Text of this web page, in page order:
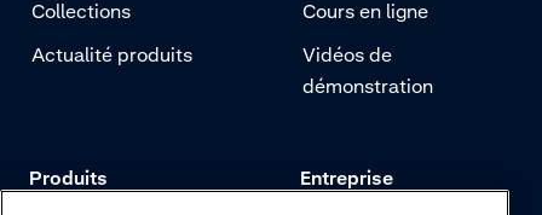
Collections
Actualité produits
Cours en ligne
Vidéos de
démonstration
Produits
Entreprise